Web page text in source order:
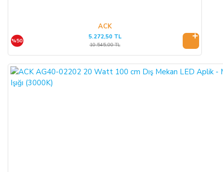
ACK
%50
5.272,50 TL
10.545,00 TL